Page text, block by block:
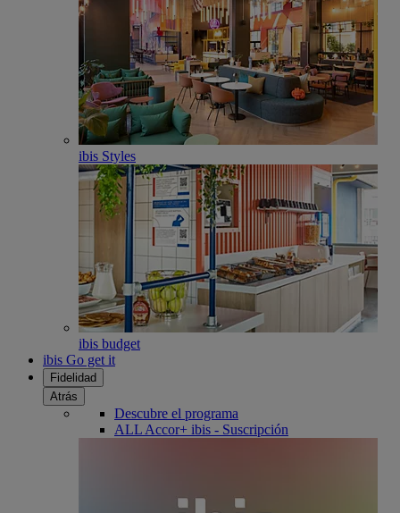
ibis Styles
ibis budget
ibis Go get it
Fidelidad
Atrás
Descubre el programa
ALL Accor+ ibis - Suscripción